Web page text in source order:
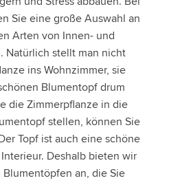
Sie eine große Auswahl an
Arten von Innen- und
Natürlich stellt man nicht
ins Wohnzimmer, sie
Blumentopf drum
die Zimmerpflanze in die
stellen, können Sie
Topf ist auch eine schöne
Deshalb bieten wir
an, die Sie